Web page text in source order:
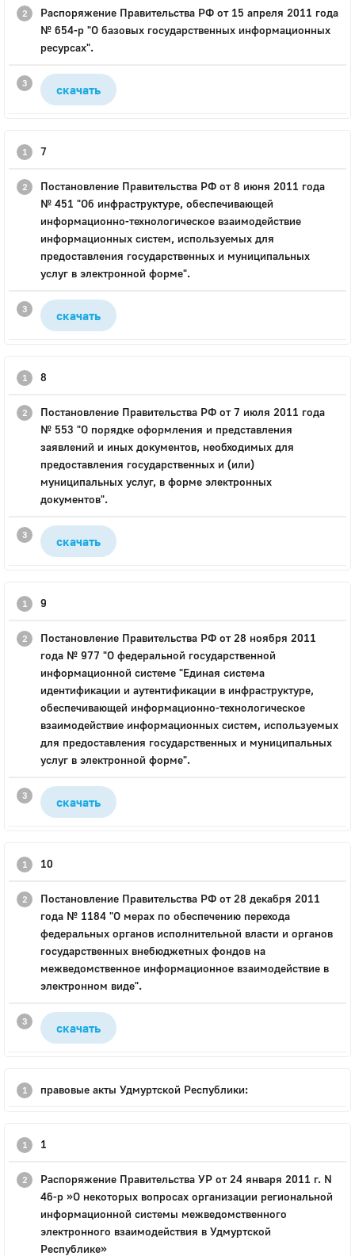
Распоряжение Правительства РФ от 15 апреля 2011 года
№ 654-р "О базовых государственных информационных
ресурсах".
скачать
7
Постановление Правительства РФ от 8 июня 2011 года
№ 451 "Об инфраструктуре, обеспечивающей
информационно-технологическое взаимодействие
информационных систем, используемых для
предоставления государственных и муниципальных
услуг в электронной форме".
скачать
8
Постановление Правительства РФ от 7 июля 2011 года
№ 553 "О порядке оформления и представления
заявлений и иных документов, необходимых для
предоставления государственных и (или)
муниципальных услуг, в форме электронных
документов".
скачать
9
Постановление Правительства РФ от 28 ноября 2011
года № 977 "О федеральной государственной
информационной системе "Единая система
идентификации и аутентификации в инфраструктуре,
обеспечивающей информационно-технологическое
взаимодействие информационных систем, используемых
для предоставления государственных и муниципальных
услуг в электронной форме".
скачать
10
Постановление Правительства РФ от 28 декабря 2011
года № 1184 "О мерах по обеспечению перехода
федеральных органов исполнительной власти и органов
государственных внебюджетных фондов на
межведомственное информационное взаимодействие в
электронном виде".
скачать
правовые акты Удмуртской Республики:
1
Распоряжение Правительства УР от 24 января 2011 г. N
46-р »О некоторых вопросах организации региональной
информационной системы межведомственного
электронного взаимодействия в Удмуртской
Республике»